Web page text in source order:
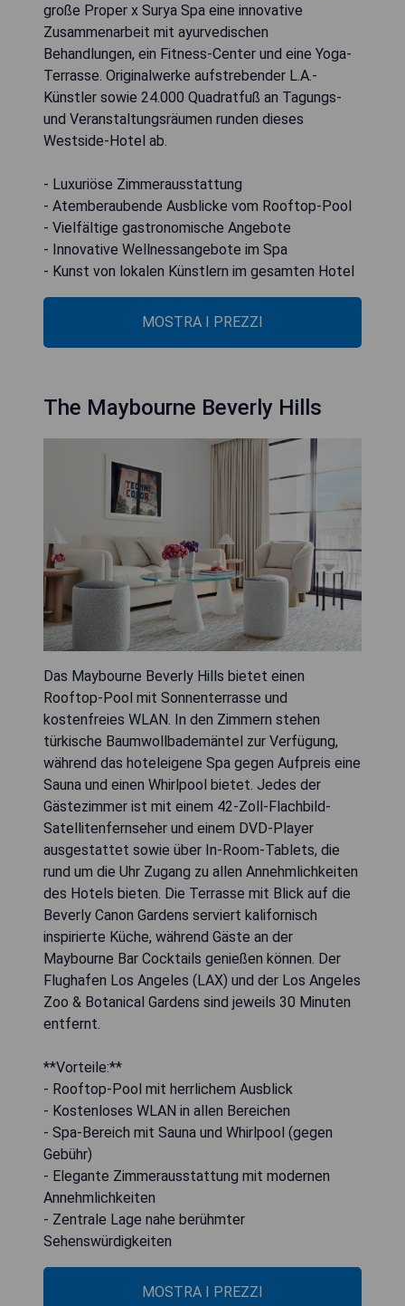
große Proper x Surya Spa eine innovative
Zusammenarbeit mit ayurvedischen
Behandlungen, ein Fitness-Center und eine Yoga-
Terrasse. Originalwerke aufstrebender L.A.-
Künstler sowie 24.000 Quadratfuß an Tagungs-
und Veranstaltungsräumen runden dieses
Westside-Hotel ab.
- Luxuriöse Zimmerausstattung
- Atemberaubende Ausblicke vom Rooftop-Pool
- Vielfältige gastronomische Angebote
- Innovative Wellnessangebote im Spa
- Kunst von lokalen Künstlern im gesamten Hotel
MOSTRA I PREZZI
The Maybourne Beverly Hills
Das Maybourne Beverly Hills bietet einen
Rooftop-Pool mit Sonnenterrasse und
kostenfreies WLAN. In den Zimmern stehen
türkische Baumwollbademäntel zur Verfügung,
während das hoteleigene Spa gegen Aufpreis eine
Sauna und einen Whirlpool bietet. Jedes der
Gästezimmer ist mit einem 42-Zoll-Flachbild-
Satellitenfernseher und einem DVD-Player
ausgestattet sowie über In-Room-Tablets, die
rund um die Uhr Zugang zu allen Annehmlichkeiten
des Hotels bieten. Die Terrasse mit Blick auf die
Beverly Canon Gardens serviert kalifornisch
inspirierte Küche, während Gäste an der
Maybourne Bar Cocktails genießen können. Der
Flughafen Los Angeles (LAX) und der Los Angeles
Zoo & Botanical Gardens sind jeweils 30 Minuten
entfernt.
**Vorteile:**
- Rooftop-Pool mit herrlichem Ausblick
- Kostenloses WLAN in allen Bereichen
- Spa-Bereich mit Sauna und Whirlpool (gegen
Gebühr)
- Elegante Zimmerausstattung mit modernen
Annehmlichkeiten
- Zentrale Lage nahe berühmter
Sehenswürdigkeiten
MOSTRA I PREZZI